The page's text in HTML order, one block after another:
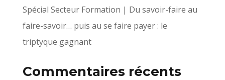
Spécial Secteur Formation | Du savoir-faire au
faire-savoir… puis au se faire payer : le
triptyque gagnant
Commentaires récents